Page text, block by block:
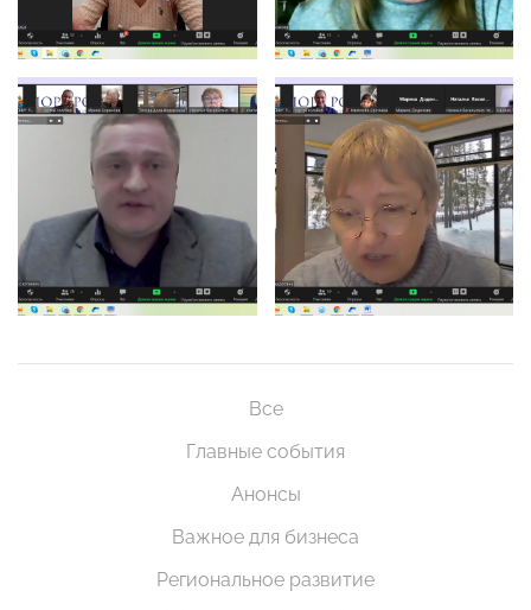
Все
Главные события
Анонсы
Важное для бизнеса
Региональное развитие